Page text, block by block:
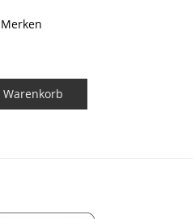
Merken
Warenkorb